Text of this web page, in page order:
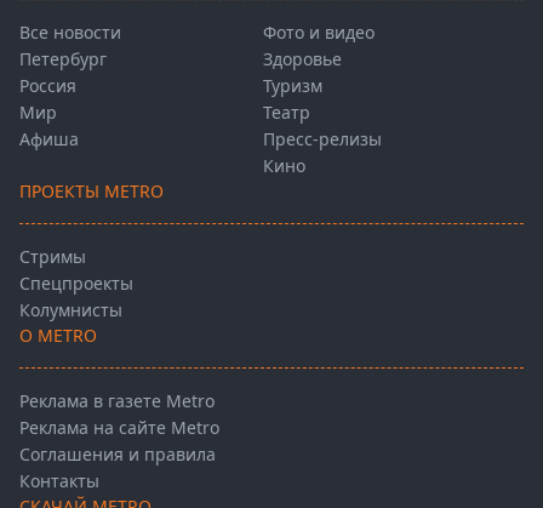
Все новости
Петербург
Россия
Мир
Афиша
Фото и видео
Здоровье
Туризм
Театр
Пресс-релизы
Кино
ПРОЕКТЫ METRO
Стримы
Спецпроекты
Колумнисты
О METRO
Реклама в газете Metro
Реклама на сайте Metro
Соглашения и правила
Контакты